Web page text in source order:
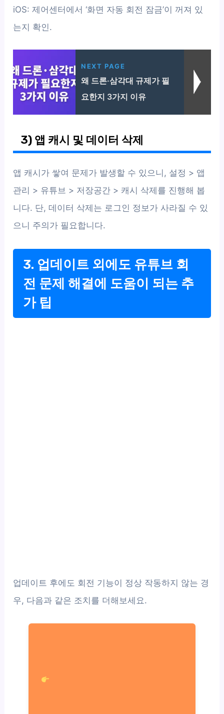
iOS: 제어센터에서 ‘화면 자동 회전 잠금’이 꺼져 있
는지 확인.
NEXT PAGE
왜 드론·삼각대 규제가 필
요한지 3가지 이유
3) 앱 캐시 및 데이터 삭제
앱 캐시가 쌓여 문제가 발생할 수 있으니, 설정 > 앱
관리 > 유튜브 > 저장공간 > 캐시 삭제를 진행해 봅
니다. 단, 데이터 삭제는 로그인 정보가 사라질 수 있
으니 주의가 필요합니다.
3. 업데이트 외에도 유튜브 회
전 문제 해결에 도움이 되는 추
가 팁
업데이트 후에도 회전 기능이 정상 작동하지 않는 경
우, 다음과 같은 조치를 더해보세요.